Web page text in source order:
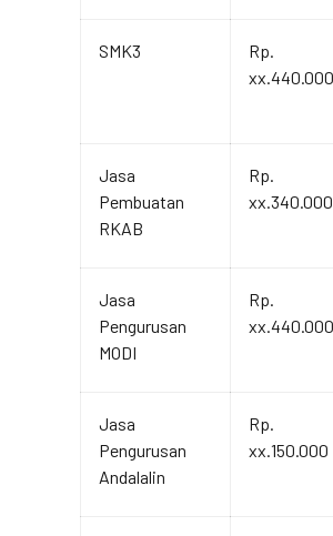
SMK3
Rp.
xx.440.000
Jasa
Pembuatan
RKAB
Rp.
xx.340.000
Jasa
Pengurusan
MODI
Rp.
xx.440.000
Jasa
Pengurusan
Andalalin
Rp.
xx.150.000